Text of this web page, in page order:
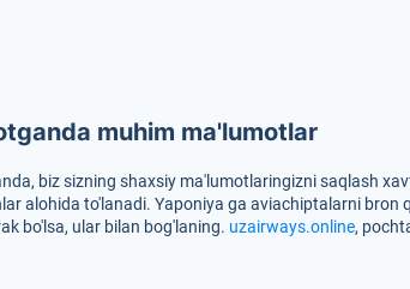
muhim ma'lumotlar
biz sizning shaxsiy ma'lumotlaringizni saqlash
alohida to'lanadi. Yaponiya ga aviachiptalarni
bo'lsa, ular bilan bog'laning. uzairways.online,